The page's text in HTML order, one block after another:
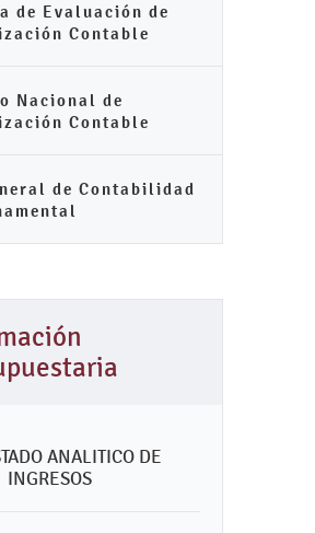
de Evaluación de
Contable
Nacional de
Contable
de Contabilidad
ANALITICO DE
INGRESOS